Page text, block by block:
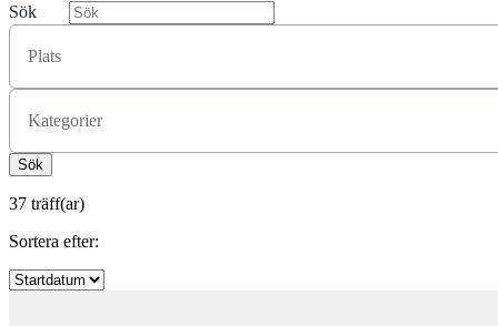
Sök
Plats
Kategorier
37 träff(ar)
Sortera efter: